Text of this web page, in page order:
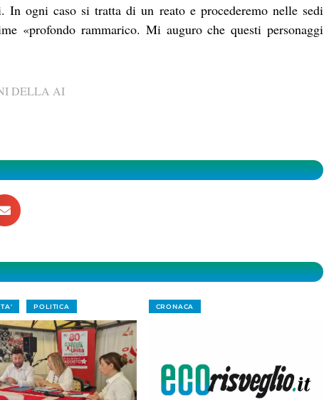
In ogni caso si tratta di un reato e procederemo nelle sedi
«profondo rammarico. Mi auguro che questi personaggi
DELLA AI
POLITICA CRONACA